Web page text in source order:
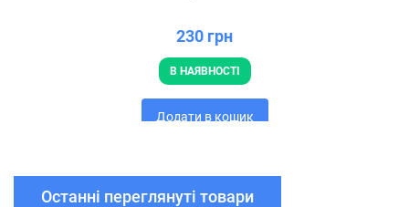
230 грн
В НАЯВНОСТІ
Додати в кошик
Останні переглянуті товари